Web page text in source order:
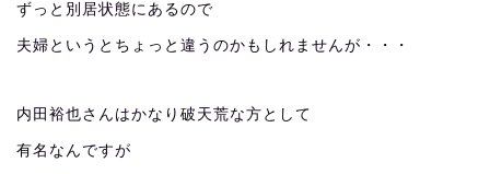
ずっと別居状態にあるので
夫婦というとちょっと違うのかもしれませんが・・・
内田裕也さんはかなり破天荒な方として
有名なんですが